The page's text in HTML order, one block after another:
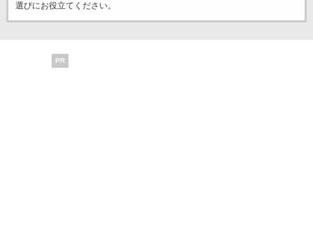
選びにお役立てください。
PR